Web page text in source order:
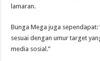
lamaran.
Bunga Mega juga sependapat:
sesuai dengan umur target
media sosial.”